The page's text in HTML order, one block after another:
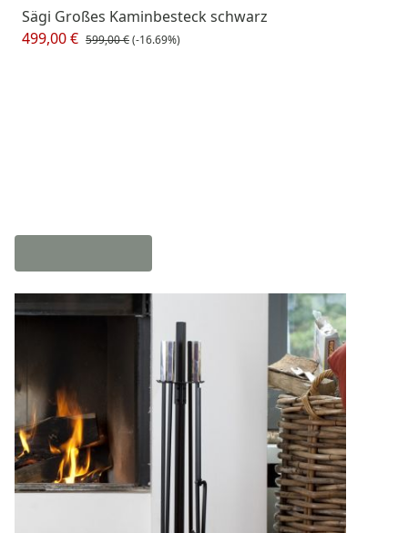
Sägi Großes Kaminbesteck schwarz
499,00 € 599,00 €(-16.69%)